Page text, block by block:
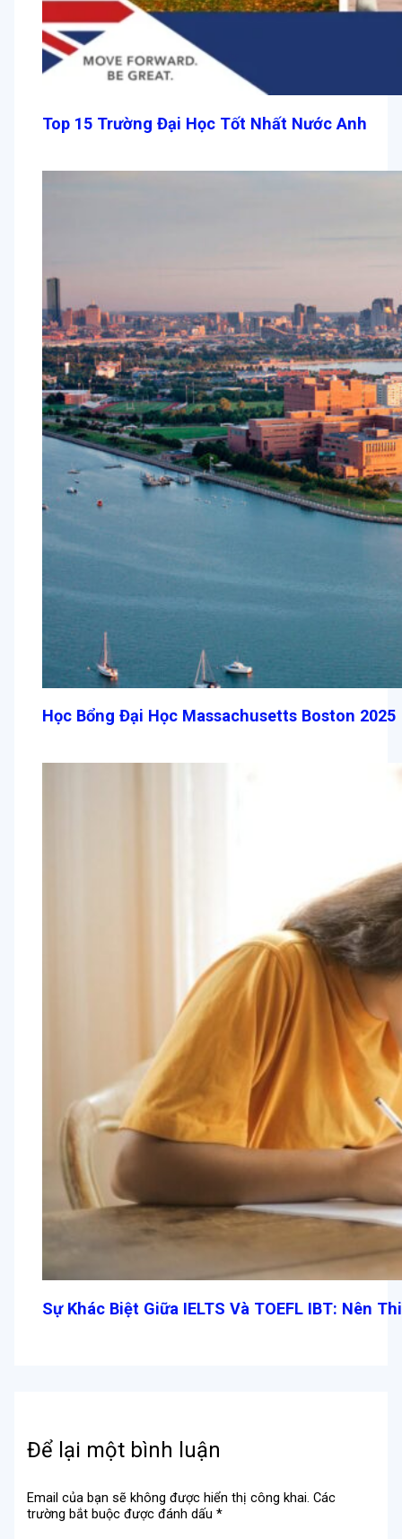
Top 15 Trường Đại Học Tốt Nhất Nước Anh
Học Bổng Đại Học Massachusetts Boston 2025
Sự Khác Biệt Giữa IELTS Và TOEFL IBT: Nên
Để lại một bình luận
Email của bạn sẽ không được hiển thị công khai. Các
trường bắt buộc được đánh dấu*